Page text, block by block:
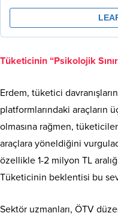
Tüketicinin “Psikolojik
Erdem, tüketici
platformlarındaki araçların
olmasına rağmen,
araçlara yöneldiğini
özellikle 1-2 milyon TL
Tüketicinin beklentisi bu
Sektör uzmanları, ÖTV